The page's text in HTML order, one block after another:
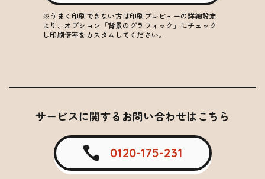
※うまく印刷できない方は印刷プレビューの詳細設定
より、オプション「背景のグラフィック」にチェック
し印刷倍率をカスタムしてください。
サービスに関するお問い合わせはこちら
0120-175-231